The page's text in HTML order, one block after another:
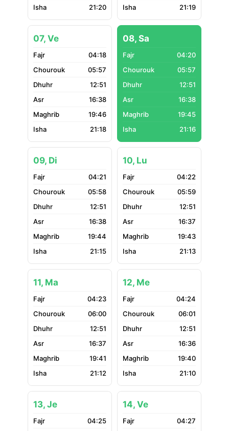
21:20
21:19
07, Ve
04:18
05:57
12:51
16:38
19:46
21:18
08, Sa
04:20
05:57
12:51
16:38
19:45
21:16
09, Di
04:21
05:58
12:51
16:38
19:44
21:15
10, Lu
04:22
05:59
12:51
16:37
19:43
21:13
11, Ma
04:23
06:00
12:51
16:37
19:41
21:12
12, Me
04:24
06:01
12:51
16:36
19:40
21:10
13, Je
04:25
14, Ve
04:27